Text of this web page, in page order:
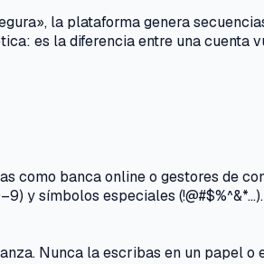
la plataforma genera
es la diferencia entre una cuenta
como banca online o gestores de
y símbolos especiales
Nunca la escribas en un papel o